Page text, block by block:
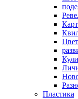
Пластика